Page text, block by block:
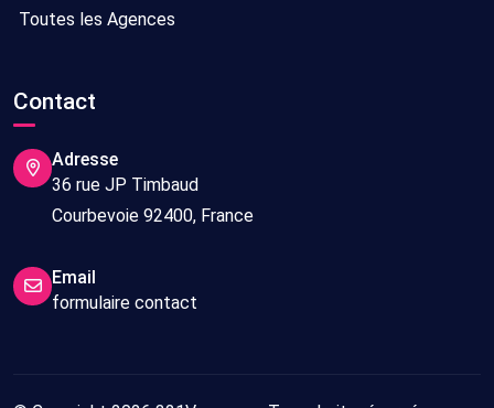
Toutes les Agences
Contact
Adresse
36 rue JP Timbaud
Courbevoie 92400, France
Email
formulaire contact